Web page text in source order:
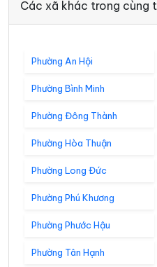
Các xã khác trong cùng
Phường An Hội
Phường Bình Minh
Phường Đông Thành
Phường Hòa Thuận
Phường Long Đức
Phường Phú Khương
Phường Phước Hậu
Phường Tân Hạnh